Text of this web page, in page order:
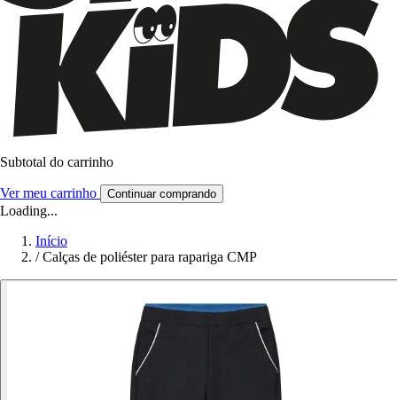
Subtotal do carrinho
Ver meu carrinho Continuar comprando
Loading...
Início
/ Calças de poliéster para rapariga CMP